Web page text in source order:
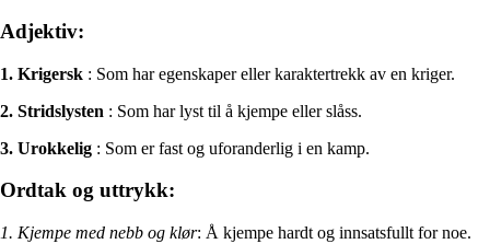
Adjektiv:
1. Krigersk : Som har egenskaper eller karaktertrekk av en kriger.
2. Stridslysten : Som har lyst til å kjempe eller slåss.
3. Urokkelig : Som er fast og uforanderlig i en kamp.
Ordtak og uttrykk:
1. Kjempe med nebb og klør: Å kjempe hardt og innsatsfullt for noe.